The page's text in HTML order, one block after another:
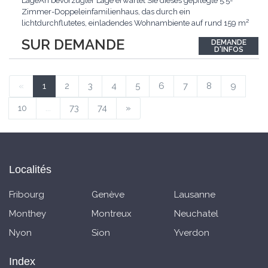
SUR DEMANDE
Zimmer-Doppeleinfamilienhaus, das durch ein
lichtdurchflutetes, einladendes Wohnambiente auf rund 159 m²
Liegenschaft in einem hervorragenden Zustand und vereint
zeitgemässen Wohnkomfort perfekt mit nachhaltiger
DEMANDE
D'INFOS
« 1 2 3 4 5 6 7 8 9
10 ... 73 74 »
Localités
Fribourg Genève
Lausanne
Monthey
Montreux
Neuchatel
Nyon
Sion Yverdon
Index